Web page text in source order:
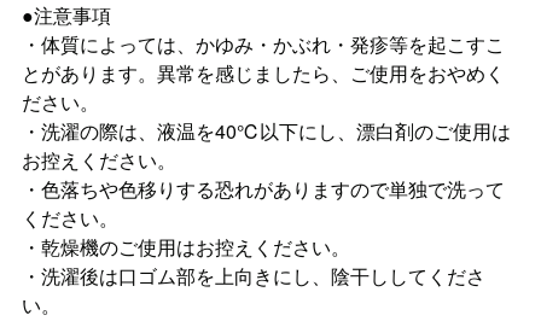
●注意事項
・体質によっては、かゆみ・かぶれ・発疹等を起こすこ
とがあります。異常を感じましたら、ご使用をおやめく
ださい。
・洗濯の際は、液温を40℃以下にし、漂白剤のご使用は
お控えください。
・色落ちや色移りする恐れがありますので単独で洗って
ください。
・乾燥機のご使用はお控えください。
・洗濯後は口ゴム部を上向きにし、陰干ししてくださ
い。